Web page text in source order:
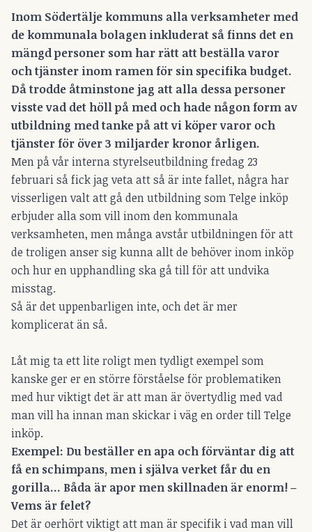
Inom Södertälje kommuns alla verksamheter med
de kommunala bolagen inkluderat så finns det en
mängd personer som har rätt att beställa varor
och tjänster inom ramen för sin specifika budget.
Då trodde åtminstone jag att alla dessa personer
visste vad det höll på med och hade någon form av
utbildning med tanke på att vi köper varor och
tjänster för över 3 miljarder kronor årligen.
Men på vår interna styrelseutbildning fredag 23
februari så fick jag veta att så är inte fallet, några har
visserligen valt att gå den utbildning som Telge inköp
erbjuder alla som vill inom den kommunala
verksamheten, men många avstår utbildningen för att
de troligen anser sig kunna allt de behöver inom inköp
och hur en upphandling ska gå till för att undvika
misstag.
Så är det uppenbarligen inte, och det är mer
komplicerat än så.
Låt mig ta ett lite roligt men tydligt exempel som
kanske ger er en större förståelse för problematiken
med hur viktigt det är att man är övertydlig med vad
man vill ha innan man skickar i väg en order till Telge
inköp.
Exempel: Du beställer en apa och förväntar dig att
få en schimpans, men i själva verket får du en
gorilla… Båda är apor men skillnaden är enorm! –
Vems är felet?
Det är oerhört viktigt att man är specifik i vad man vill